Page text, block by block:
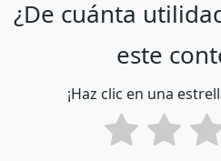
¿De cuánta
este
¡Haz clic en una